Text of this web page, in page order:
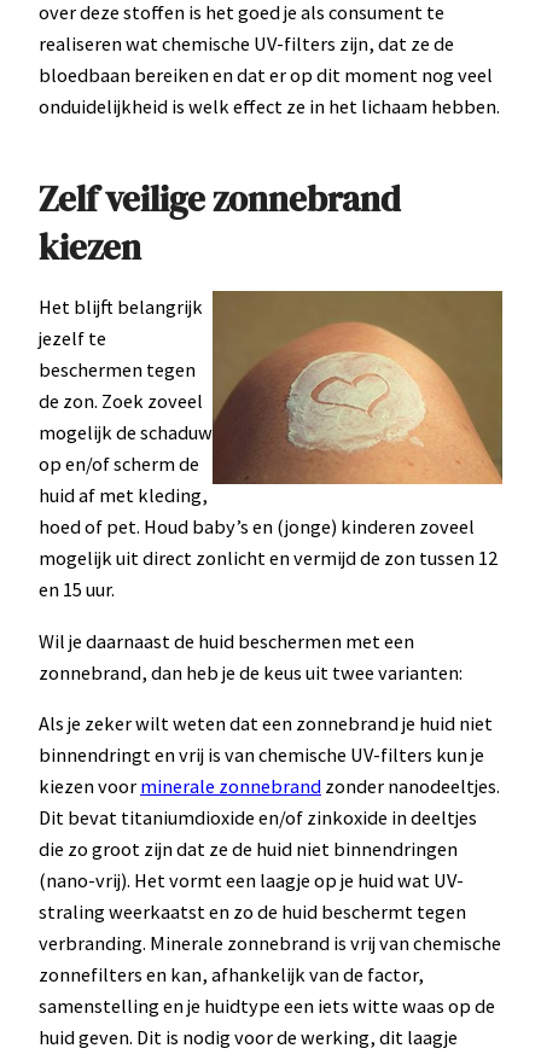
over deze stoffen is het goed je als consument te
realiseren wat chemische UV-filters zijn, dat ze de
bloedbaan bereiken en dat er op dit moment nog veel
onduidelijkheid is welk effect ze in het lichaam hebben.
Zelf veilige zonnebrand
kiezen
Het blijft belangrijk
jezelf te
beschermen tegen
de zon. Zoek zoveel
mogelijk de schaduw
op en/of scherm de
huid af met kleding,
hoed of pet. Houd baby’s en (jonge) kinderen zoveel
mogelijk uit direct zonlicht en vermijd de zon tussen 12
en 15 uur.
Wil je daarnaast de huid beschermen met een
zonnebrand, dan heb je de keus uit twee varianten:
Als je zeker wilt weten dat een zonnebrand je huid niet
binnendringt en vrij is van chemische UV-filters kun je
kiezen voor minerale zonnebrand zonder nanodeeltjes.
Dit bevat titaniumdioxide en/of zinkoxide in deeltjes
die zo groot zijn dat ze de huid niet binnendringen
(nano-vrij). Het vormt een laagje op je huid wat UV-
straling weerkaatst en zo de huid beschermt tegen
verbranding. Minerale zonnebrand is vrij van chemische
zonnefilters en kan, afhankelijk van de factor,
samenstelling en je huidtype een iets witte waas op de
huid geven. Dit is nodig voor de werking, dit laagje